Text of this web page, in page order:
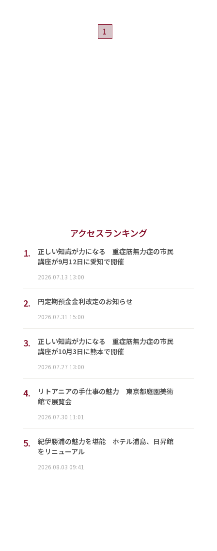
1
アクセスランキング
1.
正しい知識が力になる 重症筋無力症の市民
講座が9月12日に愛知で開催
2026.07.13 13:00
2. 円定期預金金利改定のお知らせ
2026.07.31 15:00
3.
正しい知識が力になる 重症筋無力症の市民
講座が10月3日に熊本で開催
2026.07.27 13:00
4.
リトアニアの手仕事の魅力 東京都庭園美術
館で展覧会
2026.07.30 11:01
5.
紀伊勝浦の魅力を堪能 ホテル浦島、日昇館
をリニューアル
2026.08.03 09:41